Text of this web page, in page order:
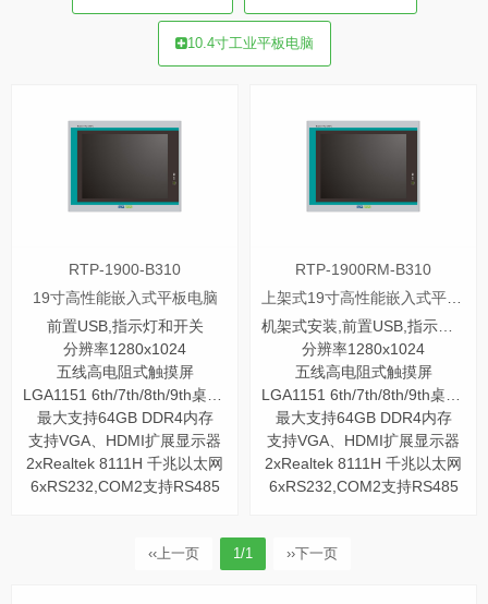
10.4寸工业平板电脑
RTP-1900-B310
19寸高性能嵌入式平板电脑
前置USB,指示灯和开关
分辨率1280x1024
五线高电阻式触摸屏
LGA1151 6th/7th/8th/9th桌面CPU
最大支持64GB DDR4内存
支持VGA、HDMI扩展显示器
2xRealtek 8111H 千兆以太网
6xRS232,COM2支持RS485
RTP-1900RM-B310
分辨率1280x1024
五线高电阻式触摸屏
LGA1151 6th/7th/8th/9th桌面CPU
最大支持64GB DDR4内存
支持VGA、HDMI扩展显示器
2xRealtek 8111H 千兆以太网
6xRS232,COM2支持RS485
‹‹上一页 1/1 ››下一页